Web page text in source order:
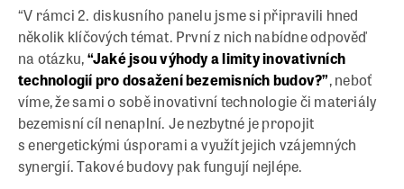
“V rámci 2. diskusního panelu jsme si připravili hned
několik klíčových témat. První z nich nabídne odpověď
na otázku,“Jaké jsou výhody a limity inovativních
technologií pro dosažení bezemisních budov?”, neboť
víme, že sami o sobě inovativní technologie či materiály
bezemisní cíl nenaplní. Je nezbytné je propojit
s energetickými úsporami a využít jejich vzájemných
synergií. Takové budovy pak fungují nejlépe.